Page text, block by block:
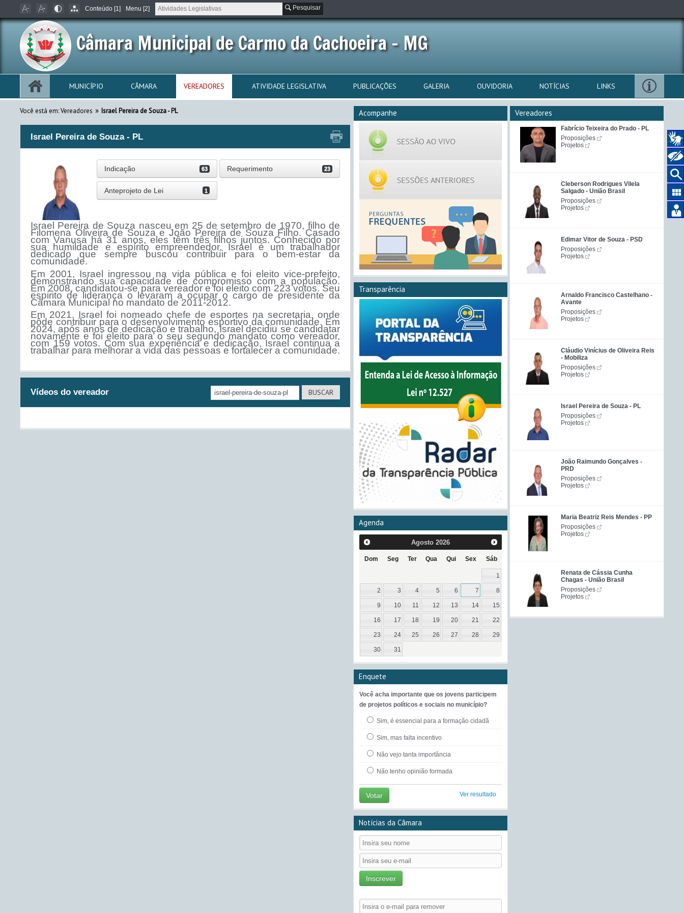
Conteúdo [1] Menu [2] Pesquisar
Câmara Municipal de Carmo da Cachoeira - MG
MUNICÍPIO CÂMARA VEREADORES ATIVIDADE LEGISLATIVA PUBLICAÇÕES GALERIA OUVIDORIA NOTÍCIAS LINKS
Você está em: Vereadores » Israel Pereira de Souza - PL
Israel Pereira de Souza - PL
Indicação 63 Requerimento 23
Anteprojeto de Lei 1
Israel Pereira de Souza nasceu em 25 de setembro de 1970, filho de
Filomena Oliveira de Souza e João Pereira de Souza Filho. Casado
com Vanusa há 31 anos, eles têm três filhos juntos. Conhecido por
sua humildade e espírito empreendedor, Israel é um trabalhador
dedicado que sempre buscou contribuir para o bem-estar da
comunidade.
Em 2001, Israel ingressou na vida pública e foi eleito vice-prefeito,
demonstrando sua capacidade de compromisso com a população.
Em 2008, candidatou-se para vereador e foi eleito com 223 votos. Seu
espirito de liderança o levaram a ocupar o cargo de presidente da
Câmara Municipal no mandato de 2011-2012.
Em 2021, Israel foi nomeado chefe de esportes na secretaria, onde
pôde contribuir para o desenvolvimento esportivo da comunidade. Em
2024, após anos de dedicação e trabalho, Israel decidiu se candidatar
novamente e foi eleito para o seu segundo mandato como vereador,
com 159 votos. Com sua experiência e dedicação, Israel continua a
trabalhar para melhorar a vida das pessoas e fortalecer a comunidade.
Vídeos do vereador
Vereadores
Fabrício Teixeira do Prado - PL
Proposições
Projetos
Cleberson Rodrigues Vilela
Salgado - União Brasil
Proposições
Projetos
Edimar Vitor de Souza - PSD
Proposições
Projetos
Arnaldo Francisco Castelhano -
Avante
Proposições
Projetos
Cláudio Vinícius de Oliveira Reis
- Mobiliza
Proposições
Projetos
Israel Pereira de Souza - PL
Proposições
Projetos
João Raimundo Gonçalves -
PRD
Proposições
Projetos
Maria Beatriz Reis Mendes - PP
Proposições
Projetos
Renata de Cássia Cunha
Chagas - União Brasil
Proposições
Projetos
Acompanhe
Transparência
Agenda
Agosto 2026
Dom Seg Ter Qua Qui Sex Sáb
1
2 3 4 5 6 7 8
9 10 11 12 13 14 15
16 17 18 19 20 21 22
23 24 25 26 27 28 29
30 31
Enquete
Você acha importante que os jovens participem
de projetos políticos e sociais no município?
Sim, é essencial para a formação cidadã
Sim, mas falta incentivo
Não vejo tanta importância
Não tenho opinião formada
Votar Ver resultado
Notícias da Câmara
Inscrever